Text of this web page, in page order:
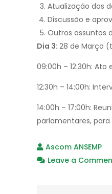
Atualização das
Discussão e
Outros assuntos
Dia 3: 28 de Março
09:00h – 12:30h: Ato
12:30h – 14:00h:
14:00h – 17:00h:
parlamentares, para
Leave a